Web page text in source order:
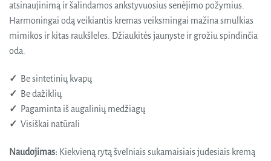
atsinaujinimą ir šalindamos ankstyvuosius senėjimo požymius.
Harmoningai odą veikiantis kremas veiksmingai mažina smulkias
mimikos ir kitas raukšleles. Džiaukitės jaunyste ir grožiu spindinčia
oda.
✓ Be sintetinių kvapų
✓ Bedažiklių
✓ Pagaminta iš augalinių medžiagų
✓ Visiškai natūrali
Naudojimas: Kiekvieną rytą švelniais sukamaisiais judesiais kremą